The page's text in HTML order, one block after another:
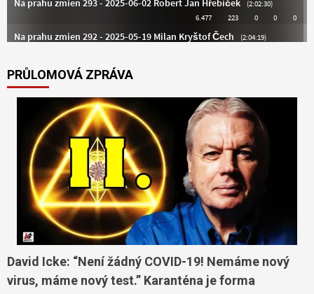
PRŮLOMOVÁ ZPRÁVA
David Icke: “Není žádný COVID-19! Nemáme nový
virus, máme nový test.” Karanténa je forma